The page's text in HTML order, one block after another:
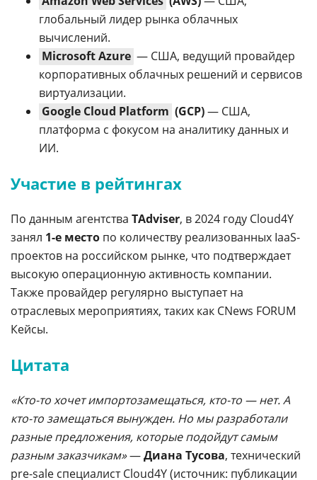
глобальный лидер рынка облачных
вычислений.
Microsoft Azure — США, ведущий провайдер
корпоративных облачных решений и сервисов
виртуализации.
Google Cloud Platform (GCP)— США,
платформа с фокусом на аналитику данных и
ИИ.
Участие в рейтингах
По данным агентства TAdviser, в 2024 году Cloud4Y
занял 1-е место по количеству реализованных IaaS-
проектов на российском рынке, что подтверждает
высокую операционную активность компании.
Также провайдер регулярно выступает на
отраслевых мероприятиях, таких как CNews FORUM
Кейсы.
Цитата
«Кто-то хочет импортозамещаться, кто-то — нет. А
кто-то замещаться вынужден. Но мы разработали
разные предложения, которые подойдут самым
разным заказчикам»—Диана Тусова, технический
pre-sale специалист Cloud4Y (источник: публикации